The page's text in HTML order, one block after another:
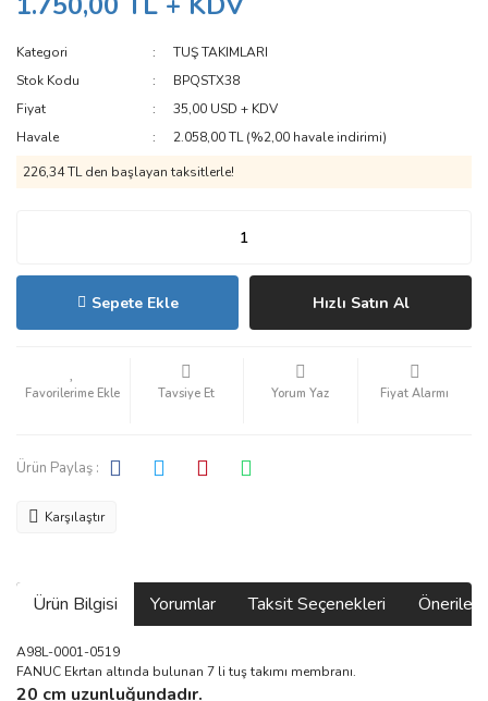
Kategori
TUŞ TAKIMLARI
Stok Kodu
BPQSTX38
Fiyat
35,00 USD + KDV
Havale
2.058,00 TL (%2,00 havale indirimi)
226,34 TL den başlayan taksitlerle!
Sepete Ekle Hızlı Satın Al
Tavsiye Et Yorum Yaz Fiyat Alarmı
Ürün Paylaş :
Karşılaştır
Ürün Bilgisi Yorumlar Taksit Seçenekleri
A98L-0001-0519
FANUC Ekrtan altında bulunan 7 li tuş takımı membranı.
20 cm uzunluğundadır.